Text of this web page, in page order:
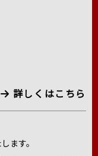
詳しくはこちら
ます。